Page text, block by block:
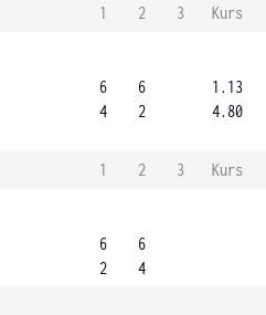
1 2 3
Kurs
6
4
6
2
1.13
4.80
1 2 3
Kurs
6
2
6
4